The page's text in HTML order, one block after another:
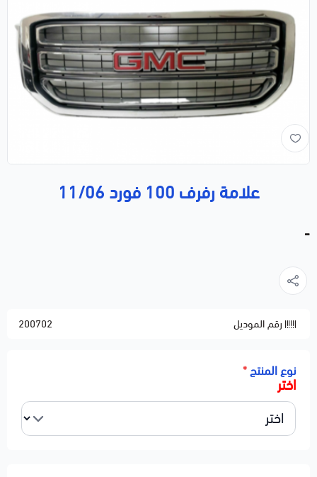
علامة رفرف 100 فورد 11/06
-
رقم الموديل 200702
نوع المنتج*
اختر